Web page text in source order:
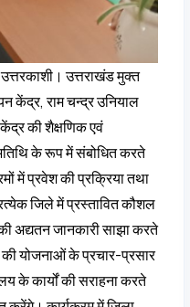
उत्तरकाशी। उत्तराखंड मुक्त
केंद्र, राम चन्द्र उनियाल
की शैक्षणिक एवं
के रूप में संबोधित करते
में प्रवेश की प्रक्रिया तथा
जिले में प्रस्तावित कौशल
अद्यतन जानकारी साझा करते
की योजनाओं के प्रचार-प्रसार
के कार्यों की सराहना करते